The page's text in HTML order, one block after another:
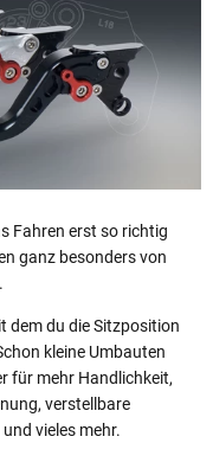
Fahren erst so richtig
ganz besonders von
dem du die Sitzposition
kleine Umbauten
für mehr Handlichkeit,
verstellbare
vieles mehr.